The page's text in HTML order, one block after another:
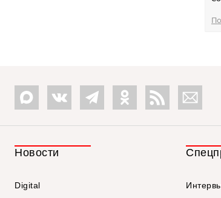
Новости
Digital